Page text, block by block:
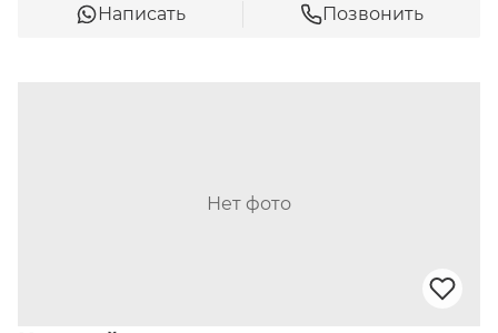
Написать Позвонить
Нет фото